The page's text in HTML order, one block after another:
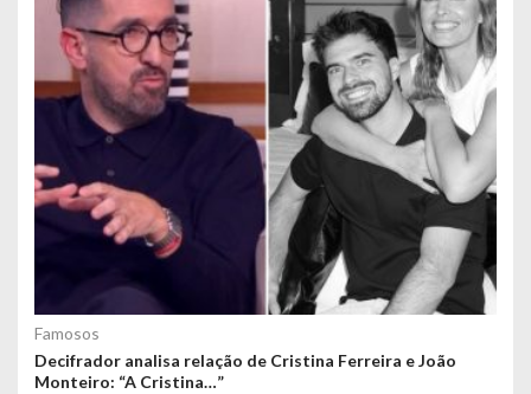
Famosos
Decifrador analisa relação de Cristina Ferreira e João
Monteiro: “A Cristina…”